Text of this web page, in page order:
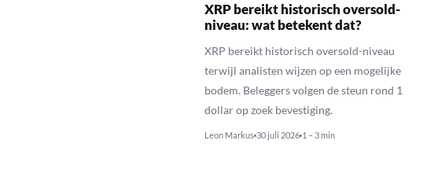
XRP bereikt historisch oversold-
niveau: wat betekent dat?
XRP bereikt historisch oversold-niveau
terwijl analisten wijzen op een mogelijke
bodem. Beleggers volgen de steun rond 1
dollar op zoek bevestiging.
Leon Markus 30 juli 2026 1 – 3 min